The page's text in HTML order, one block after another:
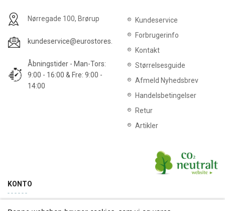
Nørregade 100, Brørup
kundeservice@eurostores.dk
Åbningstider - Man-Tors:
9:00 - 16:00 & Fre: 9:00 -
14:00
Kundeservice
Forbrugerinfo
Kontakt
Størrelsesguide
Afmeld Nyhedsbrev
Handelsbetingelser
Retur
Artikler
KONTO